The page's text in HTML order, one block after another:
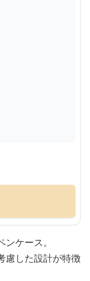
ケース。
慮した設計が特徴